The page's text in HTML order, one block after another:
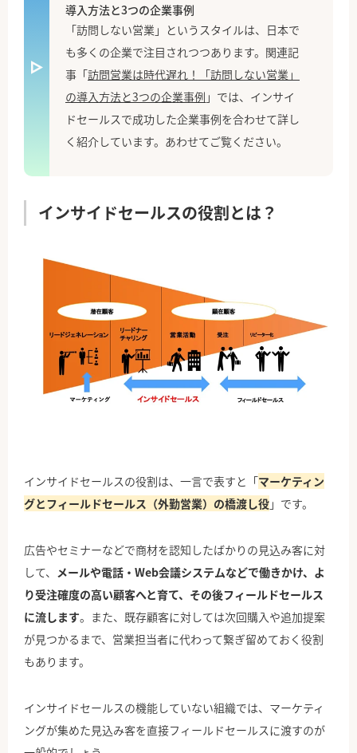
導入方法と3つの企業事例
「訪問しない営業」というスタイルは、日本で
も多くの企業で注目されつつあります。関連記
事「訪問営業は時代遅れ！「訪問しない営業」
の導入方法と3つの企業事例 」では、インサイ
ドセールスで成功した企業事例を合わせて詳し
く紹介しています。あわせてご覧ください。
インサイドセールスの役割とは？
インサイドセールスの役割は、一言で表すと「マーケティン
グとフィールドセールス（外勤営業）の橋渡し役 」です。
広告やセミナーなどで商材を認知したばかりの見込み客に対
して、 メールや電話・Web会議システムなどで働きかけ、よ
り受注確度の高い顧客へと育て、その後フィールドセールス
に流します。また、既存顧客に対しては次回購入や追加提案
が見つかるまで、営業担当者に代わって繋ぎ留めておく役割
もあります。
インサイドセールスの機能していない組織では、マーケティ
ングが集めた見込み客を直接フィールドセールスに渡すのが